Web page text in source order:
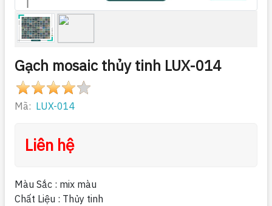
Gạch mosaic thủy tinh LUX-014
Mã: LUX-014
Liên hệ
Màu Sắc : mix màu
Chất Liệu : Thủy tinh